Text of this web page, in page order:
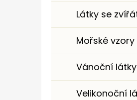
Látky se
Mořské vzory
Vánoční látky
Velikonoční